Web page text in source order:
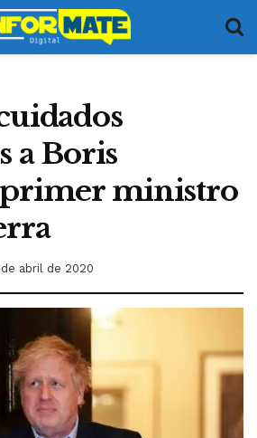
a Boris
primer ministro
abril de 2020